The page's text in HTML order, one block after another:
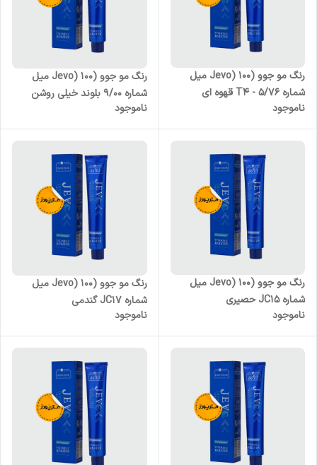
رنگ مو جوو (Jevo) 100 میل
شماره T4 - 5/76 قهوه ای
تنباکویی روشن
ناموجود
رنگ مو جوو (Jevo) 100 میل
شماره 9/00 بلوند خیلی روشن
قوی
ناموجود
رنگ مو جوو (Jevo) 100 میل
شماره JC15 حصیری
ناموجود
رنگ مو جوو (Jevo) 100 میل
شماره JC17 گندمی
ناموجود